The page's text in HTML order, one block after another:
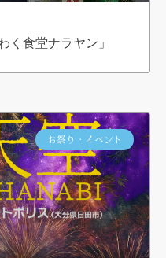
く食堂ナラヤン」
お祭り・イベント